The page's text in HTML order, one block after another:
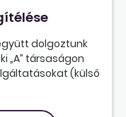
dolgoztunk
„A” társaságon
(külső